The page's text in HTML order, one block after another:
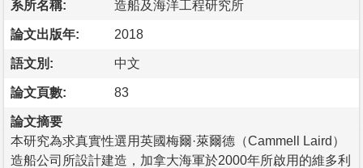
系所名稱: 造船及海洋工程研究所
論文出版年: 2018
語文別: 中文
論文頁數: 83
論文摘要
本研究為求真實性選用英國梅爾·萊爾德（Cammell Laird）
造船公司所設計建造，加拿大海軍於2000年所啟用的維多利